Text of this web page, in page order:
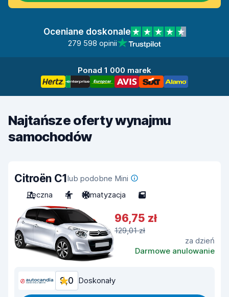
Oceniane doskonale
279 598 opinii
Ponad 1 000 marek
Najtańsze oferty wynajmu
samochodów
Citroën C1lub podobne Mini
Ręczna
4 Klimatyzacja 5
96,75 zł
129,01 zł
za dzień
Darmowe anulowanie
9,0 Doskonały